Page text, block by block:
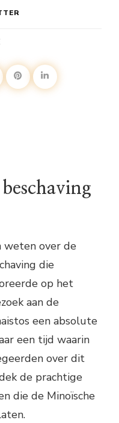
over de
die
op het
aan de
een absolute
een tijd waarin
over dit
de prachtige
die de Minoïsche